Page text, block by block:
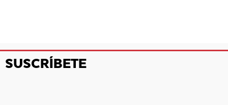
SUSCRÍBETE